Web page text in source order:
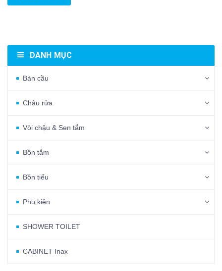
DANH MỤC
Bàn cầu
Chậu rửa
Vòi chậu & Sen tắm
Bồn tắm
Bồn tiểu
Phụ kiện
SHOWER TOILET
CABINET Inax